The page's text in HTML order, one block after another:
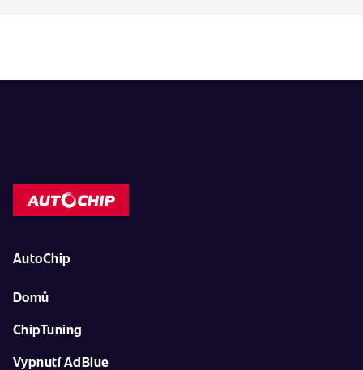
AutoChip
Domů
ChipTuning
Vypnutí AdBlue